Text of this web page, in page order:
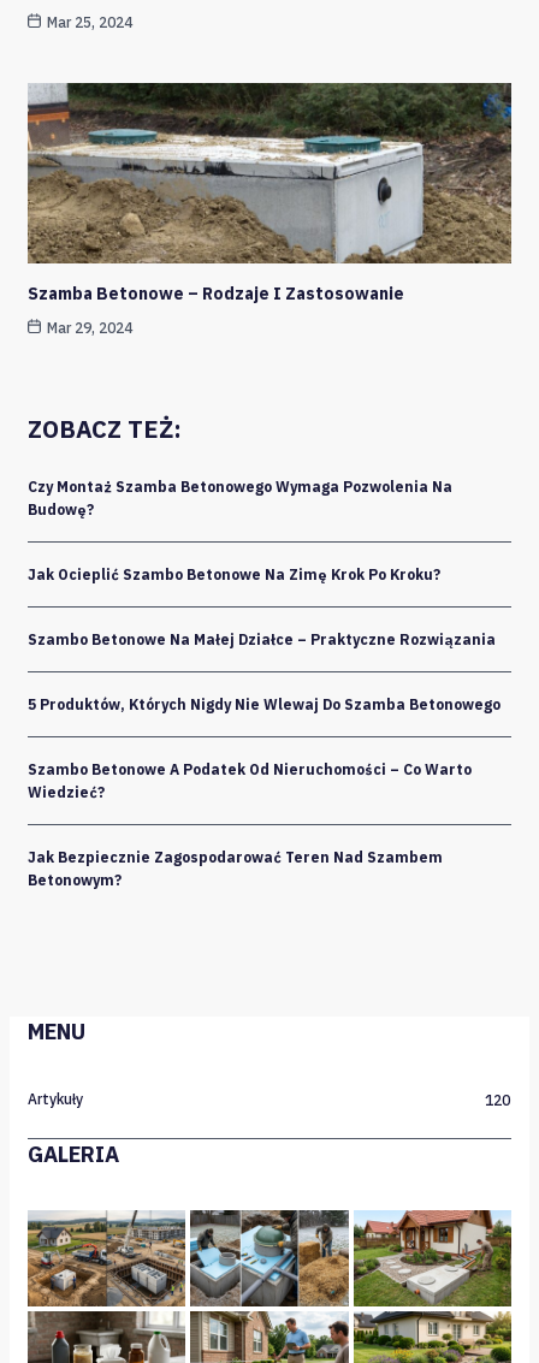
Mar 25, 2024
Szamba Betonowe – Rodzaje I Zastosowanie
Mar 29, 2024
ZOBACZ TEŻ:
Czy Montaż Szamba Betonowego Wymaga Pozwolenia Na
Budowę?
Jak Ocieplić Szambo Betonowe Na Zimę Krok Po Kroku?
Szambo Betonowe Na Małej Działce – Praktyczne Rozwiązania
5 Produktów, Których Nigdy Nie Wlewaj Do Szamba Betonowego
Szambo Betonowe A Podatek Od Nieruchomości – Co Warto
Wiedzieć?
Jak Bezpiecznie Zagospodarować Teren Nad Szambem
Betonowym?
MENU
Artykuły 120
GALERIA